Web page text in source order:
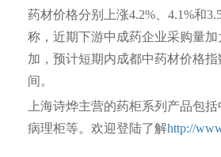
药材价格分别上涨4.2%、4.1%和
称，近期下游中成药企业采购量
加，预计短期内成都中药材价格
间。
上海诗烨主营的药柜系列产品包括
病理柜等。欢迎登陆了解http://